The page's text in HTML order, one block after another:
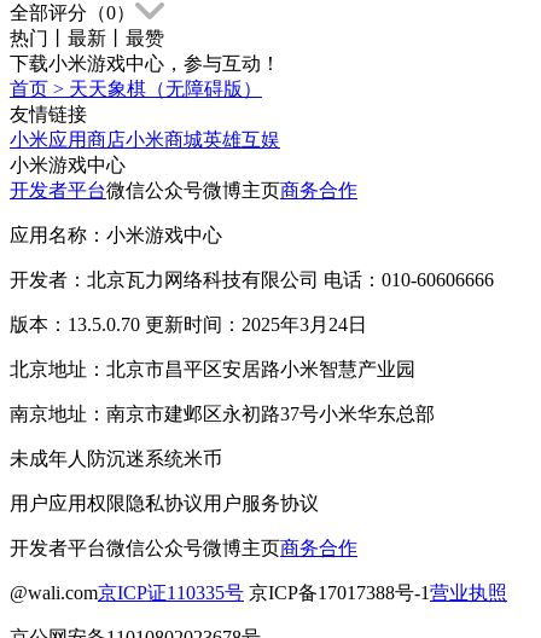
全部评分（0）
热门
最新
最赞
下载小米游戏中心，参与互动！
首页 > 天天象棋（无障碍版）
友情链接
小米应用商店小米商城英雄互娱
小米游戏中心
开发者平台微信公众号微博主页商务合作
应用名称：小米游戏中心
开发者：北京瓦力网络科技有限公司 电话：010-60606666
版本：13.5.0.70 更新时间：2025年3月24日
北京地址：北京市昌平区安居路小米智慧产业园
南京地址：南京市建邺区永初路37号小米华东总部
未成年人防沉迷系统米币
用户应用权限隐私协议用户服务协议
开发者平台微信公众号微博主页商务合作
@wali.com京ICP证110335号 京ICP备17017388号-1营业执照